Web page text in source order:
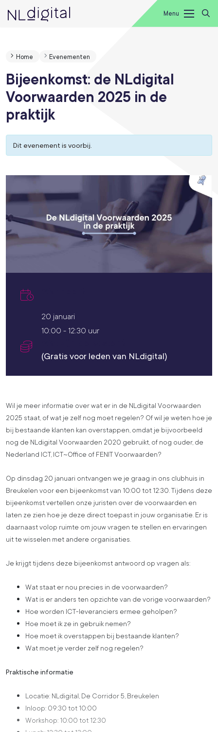
Menu
Home Evenementen
Bijeenkomst: de NLdigital
Voorwaarden 2025 in de
praktijk
Dit evenement is voorbij.
20 januari
10:00-12:30 uur
(Gratis voor leden van NLdigital)
Wil je meer informatie over wat er in de NLdigital Voorwaarden
2025 staat, of wat je zelf nog moet regelen? Of wil je weten hoe je
bij bestaande klanten kan overstappen, omdat je bijvoorbeeld
nog de NLdigital Voorwaarden 2020 gebruikt, of nog ouder, de
Nederland ICT, ICT~Office of FENIT Voorwaarden?
Op dinsdag 20 januari ontvangen we je graag in ons clubhuis in
Breukelen voor een bijeenkomst van 10:00 tot 12:30. Tijdens deze
bijeenkomst vertellen onze juristen over de voorwaarden en
laten ze zien hoe je deze direct toepast in jouw organisatie. Er is
daarnaast volop ruimte om jouw vragen te stellen en ervaringen
uit te wisselen met andere organisaties.
Je krijgt tijdens deze bijeenkomst antwoord op vragen als:
Wat staat er nou precies in de voorwaarden?
Wat is er anders ten opzichte van de vorige voorwaarden?
Hoe worden ICT-leveranciers ermee geholpen?
Hoe moet ik ze in gebruik nemen?
Hoe moet ik overstappen bij bestaande klanten?
Wat moet je verder zelf nog regelen?
Praktische informatie
Locatie: NLdigital, De Corridor 5, Breukelen
Inloop: 09:30 tot 10:00
Workshop: 10:00 tot 12:30